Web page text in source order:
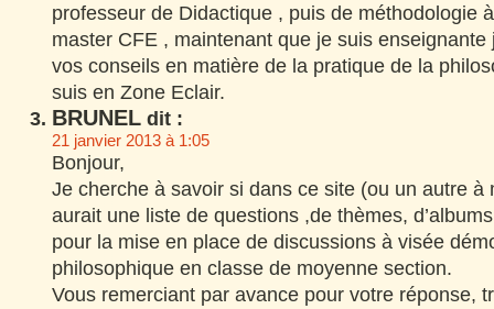
professeur de Didactique , puis de méthodologie
master CFE , maintenant que je suis
vos conseils en matière de la pratique de la
suis en Zone Eclair.
BRUNEL dit :
21 janvier 2013 à 1:05
Bonjour,
Je cherche à savoir si dans ce site (ou un autre à
aurait une liste de questions ,de thèmes,
pour la mise en place de discussions à visée
philosophique en classe de moyenne section.
Vous remerciant par avance pour votre réponse,